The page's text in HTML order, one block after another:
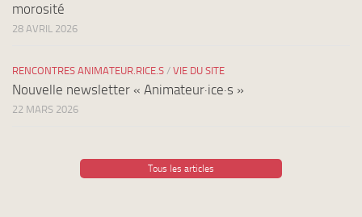
morosité
28 AVRIL 2026
RENCONTRES ANIMATEUR.RICE.S / VIE DU SITE
Nouvelle newsletter « Animateur·ice·s »
22 MARS 2026
Tous les articles